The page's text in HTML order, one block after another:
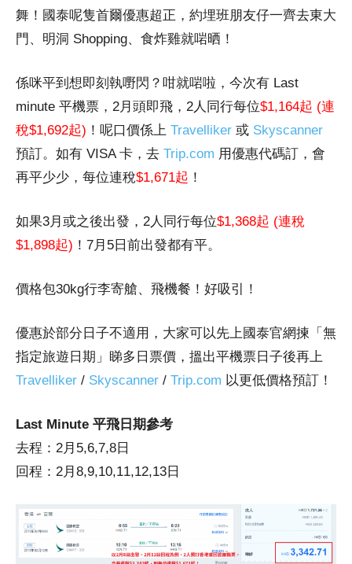
舞！國泰呢隻首爾優惠超正，約埋班朋友仔一齊去東大
門、明洞 Shopping、食炸雞就啱晒！
係咪平到想即刻執嘢閃？咁就啱啦，今次有 Last
minute 平機票，2月頭即飛，2人同行每位$1,164起 (連
稅$1,692起) ！呢口價係上 Travelliker 或 Skyscanner
預訂。如有 VISA 卡，去 Trip.com 用優惠代碼訂，會
再平少少，每位連稅$1,671起 ！
如果3月或之後出發，2人同行每位$1,368起 (連稅
$1,898起) ！7月5日前出發都有平。
價格包30kg行李寄艙、飛機餐！好吸引！
優惠於部分日子不適用，大家可以先上國泰官網揀「無
指定旅遊日期」睇多日票價，搵出平機票日子後再上
Travelliker / Skyscanner / Trip.com 以更低價格預訂！
Last Minute 平飛日期參考
去程：2月5,6,7,8日
回程：2月8,9,10,11,12,13日